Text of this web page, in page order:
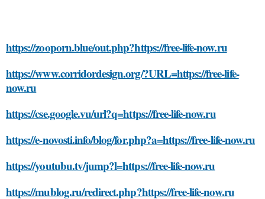
https://zooporn.blue/out.php?https://free-life-now.ru
https://www.corridordesign.org/?URL=https://free-life-
now.ru
https://cse.google.vu/url?q=https://free-life-now.ru
https://e-novosti.info/blog/for.php?a=https://free-life-now.ru
https://youtubu.tv/jump?l=https://free-life-now.ru
https://mublog.ru/redirect.php?https://free-life-now.ru